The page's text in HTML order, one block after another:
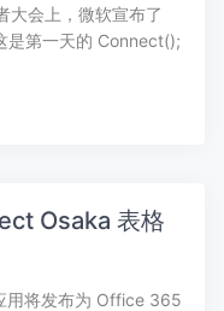
大会上，微软宣布了
是第一天的 Connect();
Osaka 表格
用将发布为 Office 365